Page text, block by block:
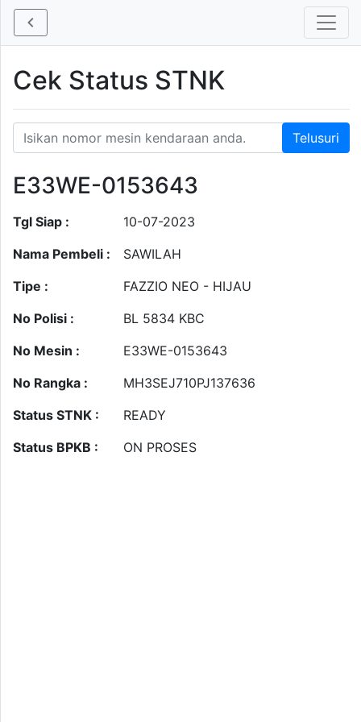
Cek Status STNK
E33WE-0153643
Tgl Siap :
10-07-2023
Nama Pembeli :
SAWILAH
Tipe :
FAZZIO NEO - HIJAU
No Polisi :
BL 5834 KBC
No Mesin :
E33WE-0153643
No Rangka :
MH3SEJ710PJ137636
Status STNK :
READY
Status BPKB :
ON PROSES